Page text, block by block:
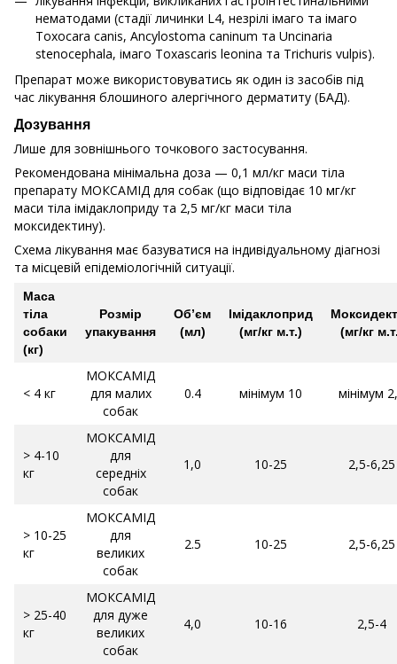
нематодами (стадії личинки L4, незрілі імаго та імаго
Toxocara canis, Ancylostoma caninum та Uncinaria
stenocephala, імаго Toxascaris leonina та Trichuris vulpis).
Препарат може використовуватись як один із засобів під
час лікування блошиного алергічного дерматиту (БАД).
Дозування
Лише для зовнішнього точкового застосування.
Рекомендована мінімальна доза — 0,1 мл/кг маси тіла
препарату МОКСАМІД для собак (що відповідає 10 мг/кг
маси тіла імідаклоприду та 2,5 мг/кг маси тіла
моксидектину).
Схема лікування має базуватися на індивідуальному діагнозі
та місцевій епідеміологічній ситуації.
Маса
тіла
собаки
(кг)
Розмір
упакування
Об’єм
(мл)
Імідаклоприд
(мг/кг м.т.)
(мг/кг
< 4 кг
МОКСАМІД
для малих
собак
0.4 мінімум 10 мінімум
> 4-10
кг
МОКСАМІД
для
середніх
собак
1,0 10-25 2,5-6,25
> 10-25
кг
МОКСАМІД
для
великих
собак
2.5 10-25 2,5-6,25
> 25-40
кг
МОКСАМІД
для дуже
великих
собак
4,0 10-16 2,5-4